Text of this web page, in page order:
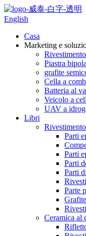
English
Casa
Marketing e
Piastra
grafite
Cella a
Batteria al
Veicolo a
UAV a
Libri
Parti
Parti
Parti
Parti
Parte
Ceramica al